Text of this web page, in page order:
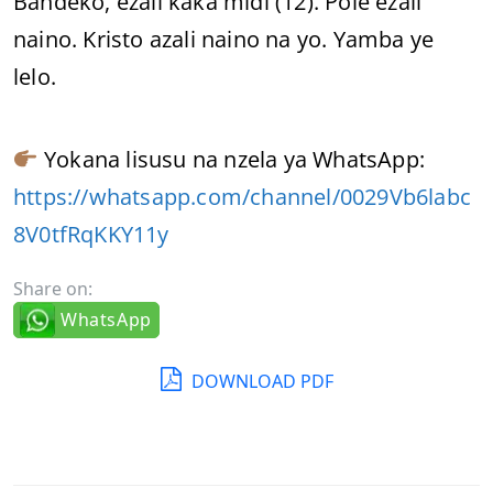
naino. Kristo azali naino na yo. Yamba ye
lelo.
Yokana lisusu na nzela ya WhatsApp:
https://whatsapp.com/channel/0029Vb6labc
8V0tfRqKKY11y
Share on:
WhatsApp
DOWNLOAD PDF